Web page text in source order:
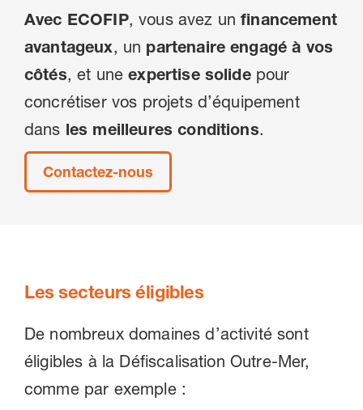
Avec ECOFIP, vous avez unfinancement
avantageux, un partenaire engagé à vos
côtés, et uneexpertise solidepour
concrétiser vos projets d’équipement
dans les meilleures conditions.
Contactez-nous
Les secteurs éligibles
De nombreux domaines d’activité sont
éligibles à la Défiscalisation Outre-Mer,
comme par exemple :